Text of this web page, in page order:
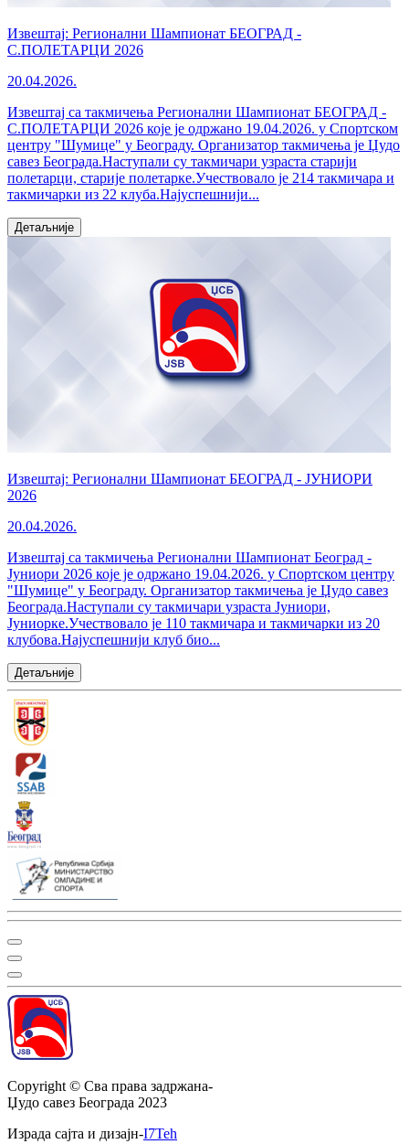
Извештај: Регионални Шампионат БЕОГРАД -
С.ПОЛЕТАРЦИ 2026
20.04.2026.
Извештај са такмичења Регионални Шампионат БЕОГРАД -
С.ПОЛЕТАРЦИ 2026 које је одржано 19.04.2026. у Спортском
центру "Шумице" у Београду. Организатор такмичења је Џудо
савез Београда.Наступали су такмичари узраста старији
полетарци, старије полетарке.Учествовало је 214 такмичара и
такмичарки из 22 клуба.Најуспешнији...
Детаљније
Извештај: Регионални Шампионат БЕОГРАД - ЈУНИОРИ
2026
20.04.2026.
Извештај са такмичења Регионални Шампионат Београд -
Јуниори 2026 које је одржано 19.04.2026. у Спортском центру
"Шумице" у Београду. Организатор такмичења је Џудо савез
Београда.Наступали су такмичари узраста Јуниори,
Јуниорке.Учествовало је 110 такмичара и такмичарки из 20
клубова.Најуспешнији клуб био...
Детаљније
Copyright © Сва права задржана-
Џудо савез Београда 2023
Израда сајта и дизајн-I7Teh